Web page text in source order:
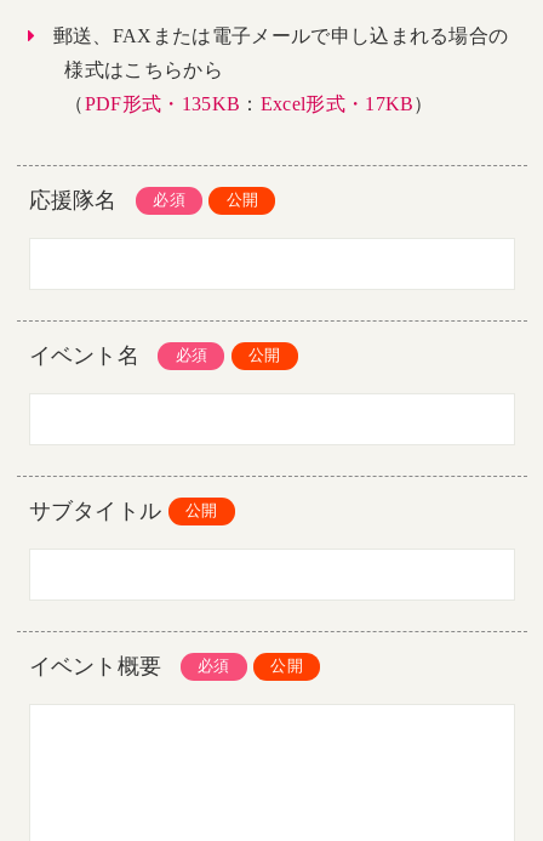
郵送、FAXまたは電子メールで申し込まれる場合の
様式はこちらから
（PDF形式・135KB ： Excel形式・17KB）
応援隊名
イベント名
サブタイトル
イベント概要